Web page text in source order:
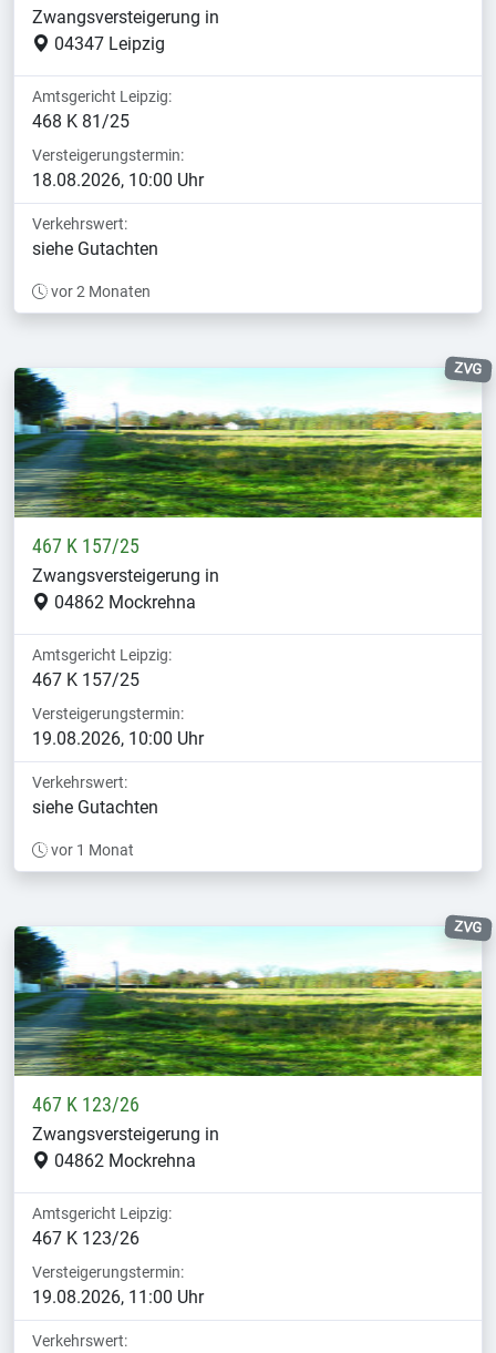
Zwangsversteigerung in
04347 Leipzig
Amtsgericht Leipzig:
468 K 81/25
Versteigerungstermin:
18.08.2026, 10:00 Uhr
Verkehrswert:
siehe Gutachten
vor 2 Monaten
ZVG
467 K 157/25
Zwangsversteigerung in
04862 Mockrehna
Amtsgericht Leipzig:
467 K 157/25
Versteigerungstermin:
19.08.2026, 10:00 Uhr
Verkehrswert:
siehe Gutachten
vor 1 Monat
ZVG
467 K 123/26
Zwangsversteigerung in
04862 Mockrehna
Amtsgericht Leipzig:
467 K 123/26
Versteigerungstermin:
19.08.2026, 11:00 Uhr
Verkehrswert: